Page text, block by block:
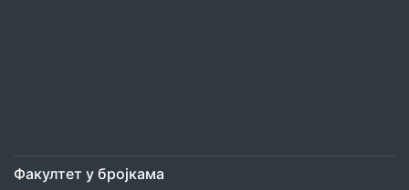
Факултет у бројкама